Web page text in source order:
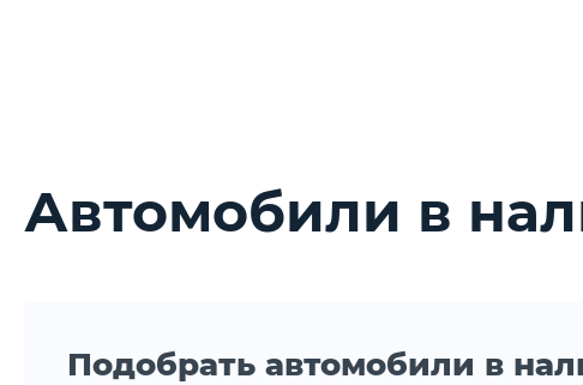
Автомобили в
Подобрать автомобили в